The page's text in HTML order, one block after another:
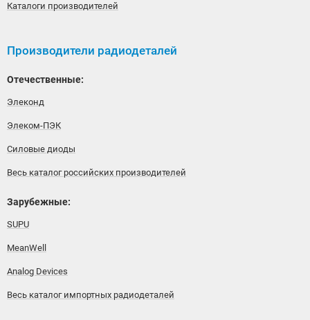
Каталоги производителей
Производители радиодеталей
Отечественные:
Элеконд
Элеком-ПЭК
Силовые диоды
Весь каталог российских производителей
Зарубежные:
SUPU
MeanWell
Analog Devices
Весь каталог импортных радиодеталей